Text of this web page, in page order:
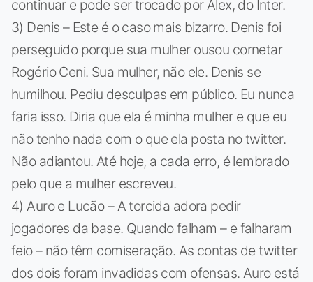
continuar e pode ser trocado por Alex, do Inter.
3) Denis – Este é o caso mais bizarro. Denis foi
perseguido porque sua mulher ousou cornetar
Rogério Ceni. Sua mulher, não ele. Denis se
humilhou. Pediu desculpas em público. Eu nunca
faria isso. Diria que ela é minha mulher e que eu
não tenho nada com o que ela posta no twitter.
Não adiantou. Até hoje, a cada erro, é lembrado
pelo que a mulher escreveu.
4) Auro e Lucão – A torcida adora pedir
jogadores da base. Quando falham – e falharam
feio – não têm comiseração. As contas de twitter
dos dois foram invadidas com ofensas. Auro está